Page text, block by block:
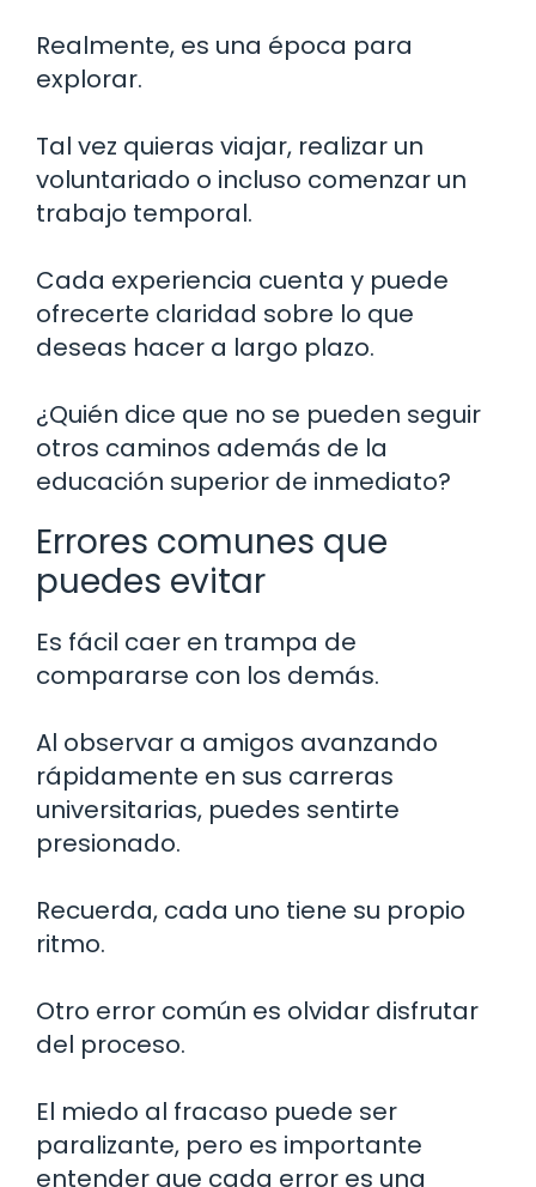
Realmente, es una época para
explorar.
Tal vez quieras viajar, realizar un
voluntariado o incluso comenzar un
trabajo temporal.
Cada experiencia cuenta y puede
ofrecerte claridad sobre lo que
deseas hacer a largo plazo.
¿Quién dice que no se pueden seguir
otros caminos además de la
educación superior de inmediato?
Errores comunes que
puedes evitar
Es fácil caer en trampa de
compararse con los demás.
Al observar a amigos avanzando
rápidamente en sus carreras
universitarias, puedes sentirte
presionado.
Recuerda, cada uno tiene su propio
ritmo.
Otro error común es olvidar disfrutar
del proceso.
El miedo al fracaso puede ser
paralizante, pero es importante
entender que cada error es una